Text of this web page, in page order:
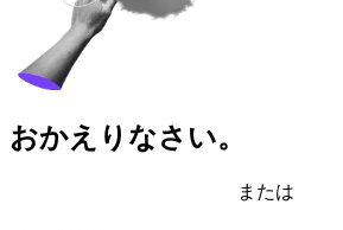
おかえりなさい。
または